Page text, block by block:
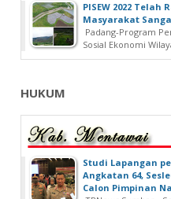
PISEW 2022
Masyarakat
Padang-Program
Sosial Ekonomi
HUKUM
Studi Lapangan
Angkatan 64,
Calon Pimpinan